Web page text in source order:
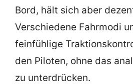
Bord, hält sich aber
Verschiedene Fahrmodi
feinfühlige
den Piloten, ohne das
zu unterdrücken.